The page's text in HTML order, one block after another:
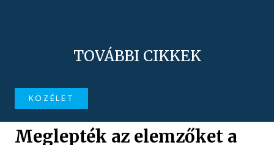
TOVÁBBI CIKKEK
KÖZÉLET
Meglepték az elemzőket a